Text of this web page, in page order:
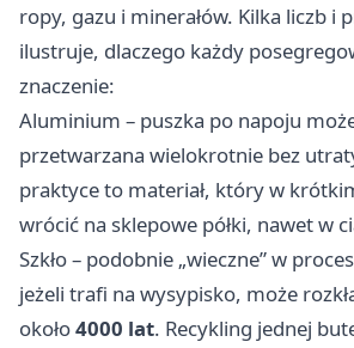
ropy, gazu i minerałów. Kilka liczb i
ilustruje, dlaczego każdy
znaczenie:
Aluminium – puszka po napoju
przetwarzana wielokrotnie bez
praktyce to materiał, który w
wrócić na sklepowe półki, nawet w
Szkło – podobnie „wieczne” w
jeżeli trafi na wysypisko, może
około4000 lat. Recykling jednej